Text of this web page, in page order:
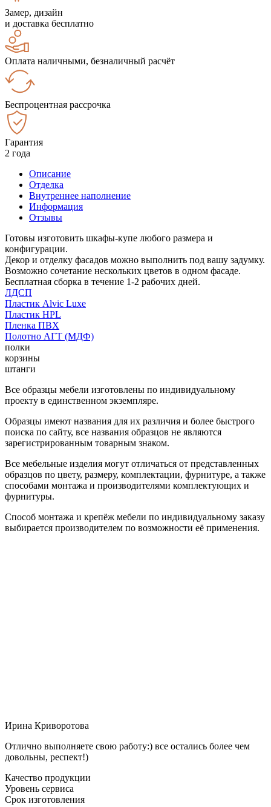
Замер, дизайн
и доставка бесплатно
Оплата наличными, безналичный расчёт
Беспроцентная рассрочка
Гарантия
2 года
Описание
Отделка
Внутреннее наполнение
Информация
Отзывы
Готовы изготовить шкафы-купе любого размера и
конфигурации.
Декор и отделку фасадов можно выполнить под вашу задумку.
Возможно сочетание нескольких цветов в одном фасаде.
Бесплатная сборка в течение 1-2 рабочих дней.
ЛДСП
Пластик Alvic Luxe
Пластик HPL
Пленка ПВХ
Полотно АГТ (МДФ)
полки
корзины
штанги
Все образцы мебели изготовлены по индивидуальному
проекту в единственном экземпляре.
Образцы имеют названия для их различия и более быстрого
поиска по сайту, все названия образцов не являются
зарегистрированным товарным знаком.
Все мебельные изделия могут отличаться от представленных
образцов по цвету, размеру, комплектации, фурнитуре, а также
способами монтажа и производителями комплектующих и
фурнитуры.
Способ монтажа и крепёж мебели по индивидуальному заказу
выбирается производителем по возможности её применения.
Ирина Криворотова
Отлично выполняете свою работу:) все остались более чем
довольны, респект!)
Качество продукции
Уровень сервиса
Срок изготовления